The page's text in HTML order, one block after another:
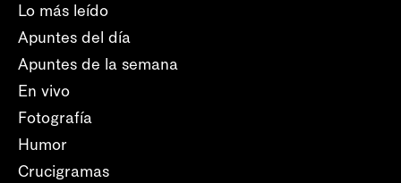
Lo más leído
Apuntes del día
Apuntes de la semana
En vivo
Fotografía
Humor
Crucigramas